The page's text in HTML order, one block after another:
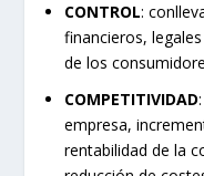
CONTROL:
financieros,
de los
COMPETITIVIDAD
empresa,
rentabilidad de la